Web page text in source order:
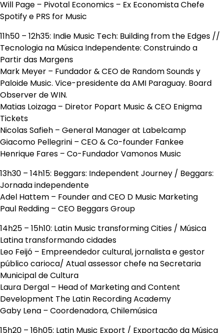
Will Page – Pivotal Economics – Ex Economista Chefe
Spotify e PRS for Music
11h50 – 12h35: Indie Music Tech: Building from the Edges //
Tecnologia na Música Independente: Construindo a
Partir das Margens
Mark Meyer – Fundador & CEO de Random Sounds y
Paloide Music. Vice-presidente da AMI Paraguay. Board
Observer de WIN.
Matias Loizaga – Diretor Popart Music & CEO Enigma
Tickets
Nicolas Safieh – General Manager at Labelcamp
Giacomo Pellegrini – CEO & Co-founder Fankee
Henrique Fares – Co-Fundador Vamonos Music
13h30 – 14h15: Beggars: Independent Journey / Beggars:
Jornada independente
Adel Hattem – Founder and CEO D Music Marketing
Paul Redding – CEO Beggars Group
14h25 – 15h10: Latin Music transforming Cities / Música
Latina transformando cidades
Leo Feijó – Empreendedor cultural, jornalista e gestor
público carioca/ Atual assessor chefe na Secretaria
Municipal de Cultura
Laura Dergal – Head of Marketing and Content
Development The Latin Recording Academy
Gaby Lena – Coordenadora, Chilemúsica
15h20 – 16h05: Latin Music Export / Exportação da Música